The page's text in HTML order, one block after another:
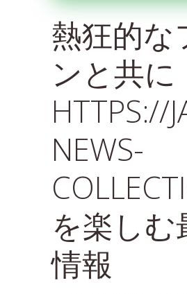
熱狂的な
ンと共に
HTTPS://
NEWS-
を楽しむ
情報